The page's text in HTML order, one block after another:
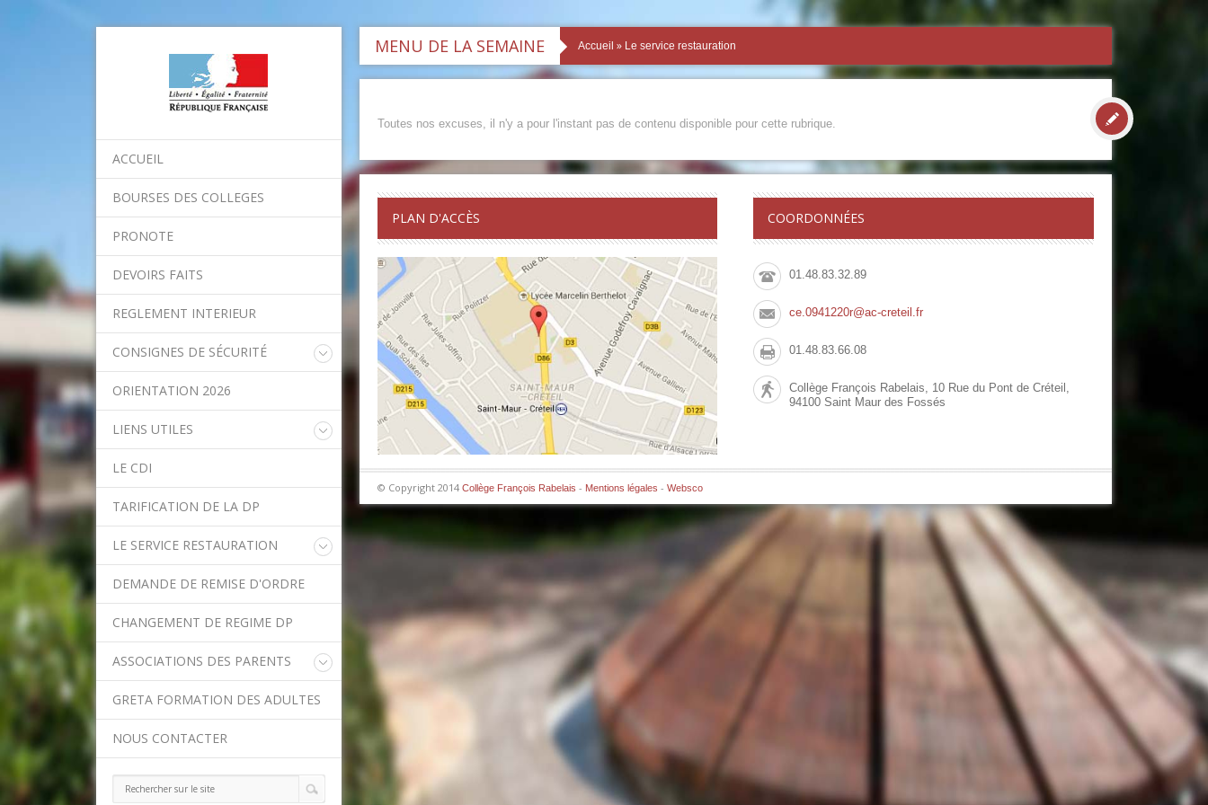
ACCUEIL
BOURSES DES COLLEGES
PRONOTE
DEVOIRS FAITS
REGLEMENT INTERIEUR
CONSIGNES DE SÉCURITÉ
ORIENTATION 2026
LIENS UTILES
Marne
Onisep
Conseil Départemental du Val-de-
Asssitance Ordival
Aides financières du Département
Ministère de l'Education Nationale
Calendrier scolaire
LE CDI
TARIFICATION DE LA DP
LE SERVICE RESTAURATION
DEMANDE DE REMISE D'ORDRE
CHANGEMENT DE REGIME DP
ASSOCIATIONS DES PARENTS
GRETA FORMATION DES ADULTES
NOUS CONTACTER
MENU DE LA SEMAINE Accueil » Le service restauration
Toutes nos excuses, il n'y a pour l'instant pas de contenu disponible pour cette rubrique.
PLAN D'ACCÈS COORDONNÉES
01.48.83.32.89
ce.0941220r@ac-creteil.fr
01.48.83.66.08
Collège François Rabelais, 10 Rue du Pont de Créteil,
94100 Saint Maur des Fossés
© Copyright 2014 Collège François Rabelais - Mentions légales - Websco